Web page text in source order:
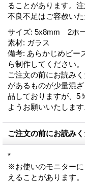
ることがあります。
不良不足はご容赦い
サイズ: 5x8mm 2ホ
素材: ガラス
備考: あらかじめビー
ら制作してください。
ご注文の前にお読み
があるものが少量混
品しておりますが、5
ようお願いいたします
ご注文の前にお読み
*
※お使いのモニター
えることがあります。